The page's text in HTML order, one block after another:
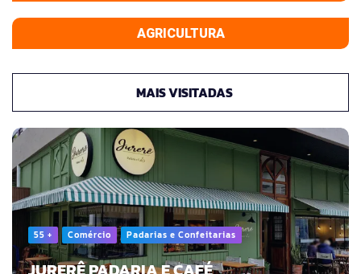
AGRICULTURA
MAIS VISITADAS
55 + Comércio Padarias e Confeitarias